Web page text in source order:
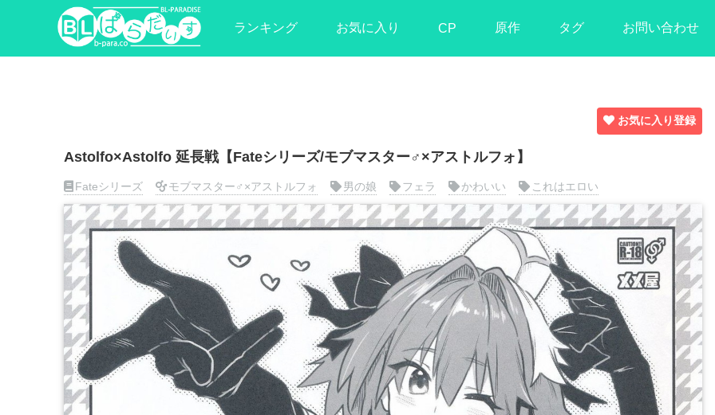
ランキング お気に入り CP 原作 タグ お問い合わせ
お気に入り登録
Astolfo×Astolfo 延長戦【Fateシリーズ/モブマスター♂×アストルフォ】
Fateシリーズ モブマスター♂×アストルフォ 男の娘 フェラ かわいい これはエロい